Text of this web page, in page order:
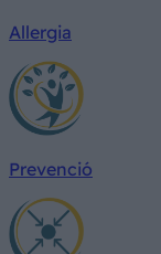
Allergia
Prevenció